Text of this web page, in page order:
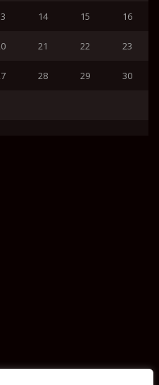
14 15 16
21 22 23
28 29 30